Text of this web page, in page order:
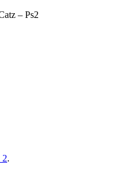
– Ps2
2.